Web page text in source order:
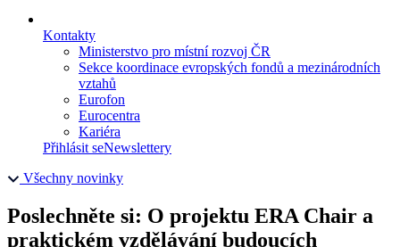
Kontakty
Ministerstvo pro místní rozvoj ČR
Sekce koordinace evropských fondů a mezinárodních
vztahů
Eurofon
Eurocentra
Kariéra
Přihlásit seNewslettery
Všechny novinky
Poslechněte si: O projektu ERA Chair a
praktickém vzdělávání budoucích